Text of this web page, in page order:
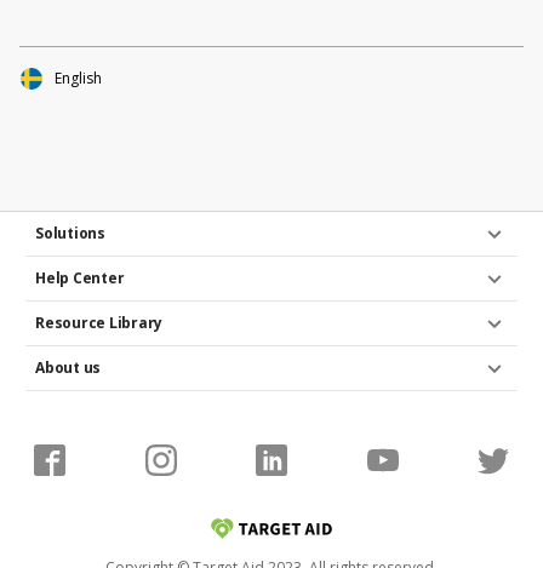
Solutions
Help Center
Resource Library
About us
English